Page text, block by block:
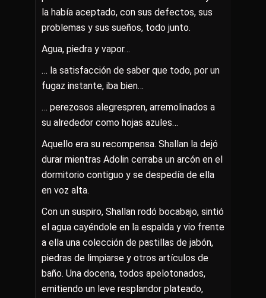
la había aceptado, con sus defectos, sus
problemas y sus sueños, todo junto.
Agua, piedra y vapor…
… la satisfacción de saber que todo, por un
fugaz instante, iba bien…
… perezosos alegrespren, arremolinados a
su alrededor como hojas azules…
Aquello era su recompensa. Shallan la dejó
durar mientras Adolin cerraba un arcón en el
dormitorio contiguo y se despedía de ella
en voz alta.
Con un suspiro, Shallan rodó bocabajo, sintió
el agua cayéndole en la espalda y vio frente
a ella una colección de pastillas de jabón,
piedras de limpiarse y otros artículos de
baño. Una docena, todos apelotonados,
emitiendo un leve resplandor plateado,